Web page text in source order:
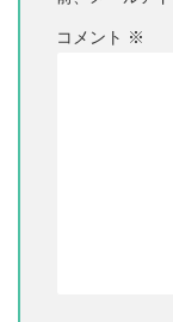
コメント ※